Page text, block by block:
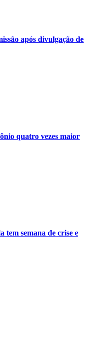
após divulgação de
quatro vezes maior
semana de crise e